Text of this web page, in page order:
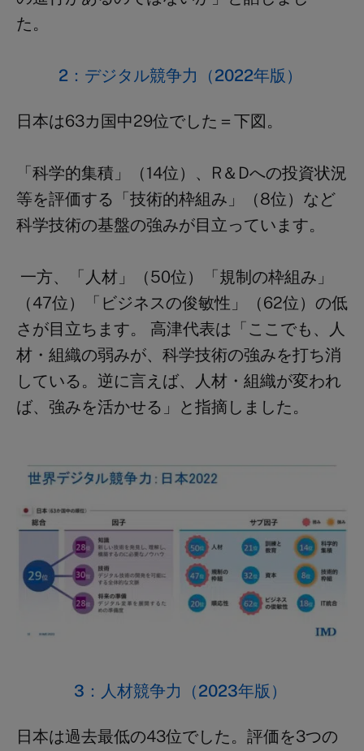
た。
2 ：デジタル競争力（2022年版）
日本は63カ国中29位でした＝下図。
「科学的集積」（14位）、 R ＆ Dへの投資状況
等を評価する「技術的枠組み」（8位）など
科学技術の基盤の強みが目立っています。
一方、「人材」（50位）「規制の枠組み」
（47位）「ビジネスの俊敏性」（62位）の低
さが目立ちます。
高津代表は「ここでも、人
材・組織の弱みが、科学技術の強みを打ち消
している。逆に言えば、人材・組織が変われ
ば、強みを活かせる」と指摘しました。
3 ：人材競争力（2023年版）
日本は過去最低の43位でした。評価を3つの